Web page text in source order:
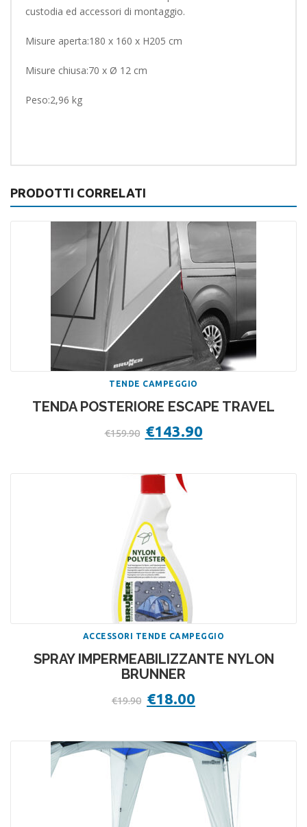
custodia ed accessori di montaggio.
Misure aperta:180 x 160 x H205 cm
Misure chiusa:70 x Ø 12 cm
Peso:2,96 kg
PRODOTTI CORRELATI
TENDE CAMPEGGIO
TENDA POSTERIORE ESCAPE TRAVEL
€159.90 Il
prezzo
€159.90.
€143.90Il
prezzo
ACCESSORI TENDE CAMPEGGIO
SPRAY IMPERMEABILIZZANTE NYLON
BRUNNER
€19.90 Il
prezzo
€19.90.
€18.00prezzo
€18.00.